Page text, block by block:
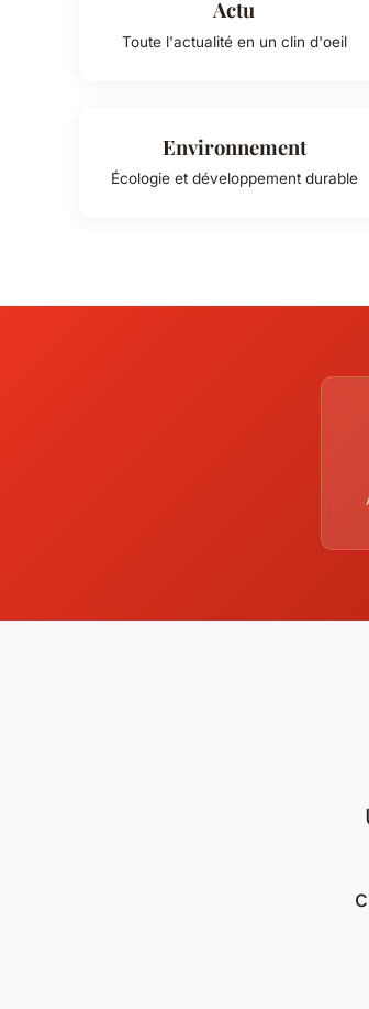
Actu
Toute l'actualité en un clin d'oeil
Environnement
Écologie et développement durable